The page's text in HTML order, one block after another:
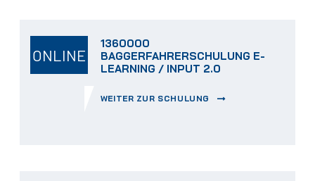
ONLINE
1360000
BAGGERFAHRERSCHULUNG E-
LEARNING / INPUT 2.0
WEITER ZUR SCHULUNG